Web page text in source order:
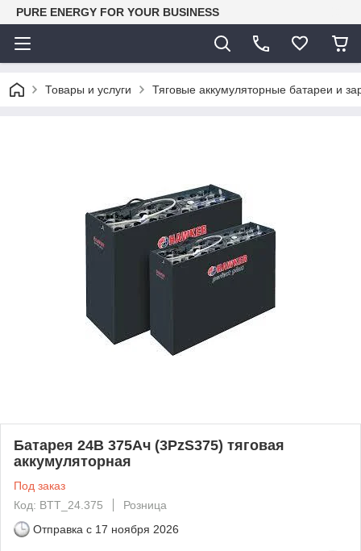
PURE ENERGY FOR YOUR BUSINESS
Товары и услуги Тяговые аккумуляторные батареи и
Батарея 24В 375Ач (3PzS375) тяговая
аккумуляторная
Под заказ
Код: BTT_24.375
Розница
Отправка с 17 ноября 2026